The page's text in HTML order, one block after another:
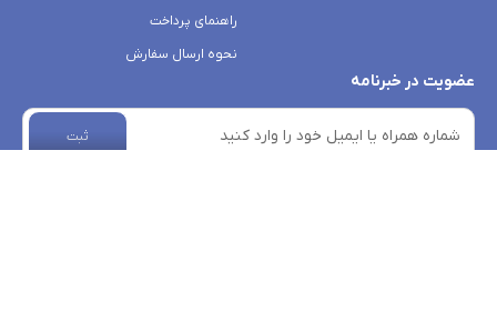
راهنمای پرداخت
نحوه ارسال سفارش
عضویت در خبرنامه
ثبت